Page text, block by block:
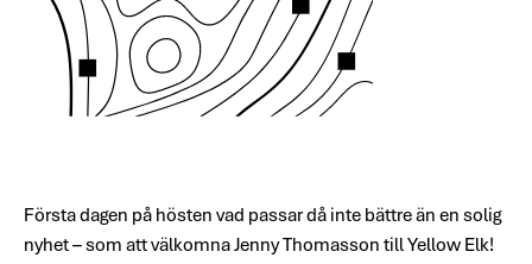
Första dagen på hösten vad passar då inte bättre än en solig
nyhet – som att välkomna Jenny Thomasson till Yellow Elk!